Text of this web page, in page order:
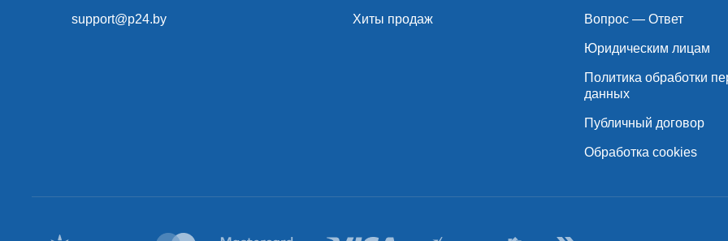
support@p24.by Хиты продаж Вопрос — Ответ
Юридическим лицам
Политика обработки
данных
Публичный договор
Обработка cookies